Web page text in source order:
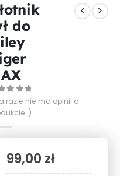
do
of 5
razie nie ma opinii o
)
99,00 zł